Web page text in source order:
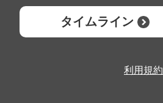
タイムライン
利用規約